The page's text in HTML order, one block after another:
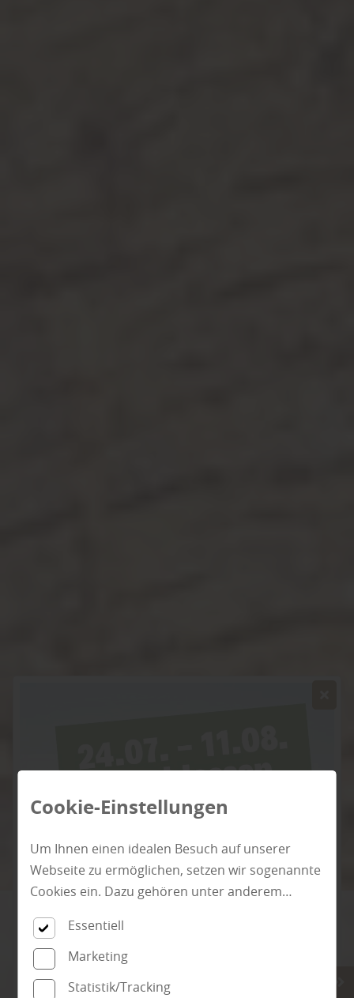
Holz vom Fach für Wismar, Rostock
& Schwerin
Cookie-Einstellungen
Um Ihnen einen idealen Besuch auf unserer
Webseite zu ermöglichen, setzen wir sogenannte
Cookies ein. Dazu gehören unter anderem
reibungslosen Betrieb unserer kommerziellen
Unternehmensseite notwendig sind. Zusätzlich
verwenden wir Cookies zur anonymen Erhebung
Essentiell
Marketing
Statistik/Tracking